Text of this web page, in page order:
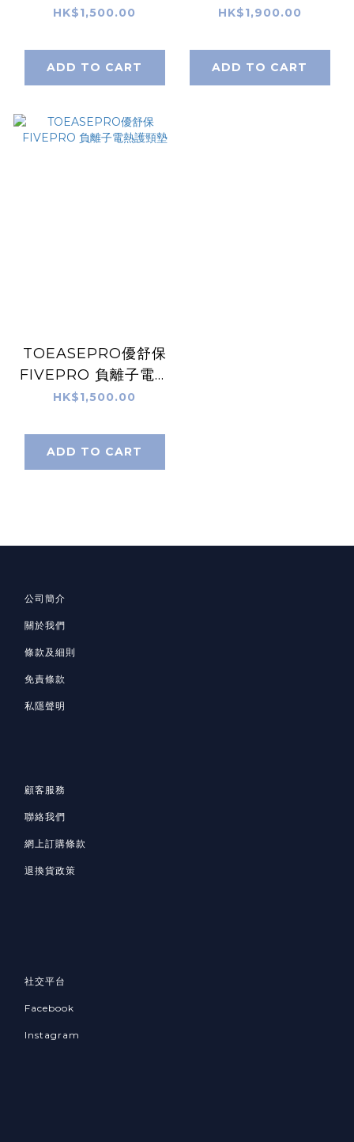
護肘墊
HK$1,500.00
ADD TO CART
護肩墊
HK$1,900.00
ADD TO CART
TOEASEPRO優舒保
FIVEPRO 負離子電熱
護頸墊
HK$1,500.00
ADD TO CART
公司簡介
關於我們
條款及細則
免責條款
私隱聲明
顧客服務
聯絡我們
網上訂購條款
退換貨政策
社交平台
Facebook
Instagram